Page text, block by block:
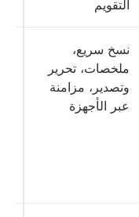
التقويم
نسخ سريع،
ملخصات، تحرير
وتصدير، مزامنة
عبر الأجهزة